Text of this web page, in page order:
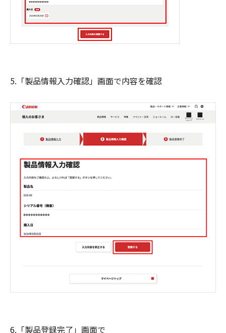
5.「製品情報入力確認」画面で内容を確認
6.「製品登録完了」画面で